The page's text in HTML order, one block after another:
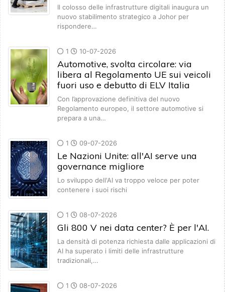
Il colosso delle infrastrutture digitali inaugura un
nuovo stabilimento strategico a Johor per
rispondere…
1 10-07-2026
Automotive, svolta circolare: via
libera al Regolamento UE sui veicoli
fuori uso e debutto di ELV Italia
Con l’approvazione definitiva del nuovo
Regolamento europeo, il settore automotive si
prepara a una…
1 09-07-2026
Le Nazioni Unite: all'AI serve una
governance migliore
Lo sviluppo dell'AI va troppo veloce per poter
contenere i suoi rischi
1 08-07-2026
Gli 800 V nei data center? È per l'AI.
La densità di potenza richiesta dalle applicazioni di
AI ha superato i limiti delle infrastrutture
tradizionali,…
1 08-07-2026